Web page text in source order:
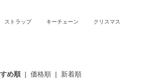
ストラップ キーチェーン クリスマス
め順| 価格順| 新着順